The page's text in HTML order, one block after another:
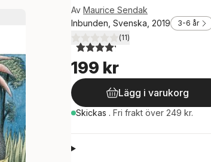
Av Maurice Sendak
Inbunden, Svenska, 2019
3-6 år
4,2utav 5 stjärnor. Totalt antal röster:
(11)
199 kr
Lägg i varukorg
Skickas . Fri frakt över 249 kr.